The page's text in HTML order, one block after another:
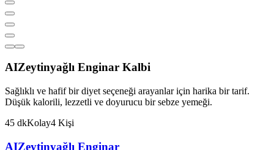
AIZeytinyağlı Enginar Kalbi
Sağlıklı ve hafif bir diyet seçeneği arayanlar için harika bir tarif.
Düşük kalorili, lezzetli ve doyurucu bir sebze yemeği.
45 dkKolay4 Kişi
AIZeytinyağlı Enginar